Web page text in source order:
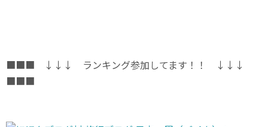
■■■ ↓↓↓ ランキング参加してます！！ ↓↓↓
■■■